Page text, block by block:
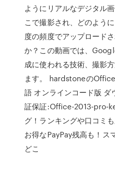
ようにリアルなデジタル
こで撮影され、どのよう
度の頻度でアップロード
か？この動画では、
成に使われる技術、撮影
ます。 hardstoneの
語 オンラインコード版 ダ
証保証:Office-2013-pro-
グ！ランキングや口コミ
お得なPayPay残高も！ス
どこ